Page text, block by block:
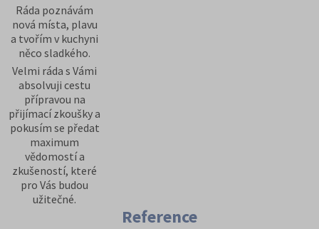
Ráda poznávám
nová místa, plavu
a tvořím v kuchyni
něco sladkého.
Velmi ráda s Vámi
absolvuji cestu
přípravou na
přijímací zkoušky a
pokusím se předat
maximum
vědomostí a
zkušeností, které
pro Vás budou
užitečné.
Reference